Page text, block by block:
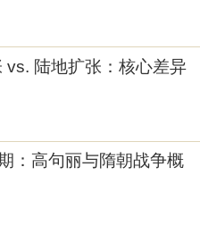
vs. 陆地扩张：核心差异
：高句丽与隋朝战争概